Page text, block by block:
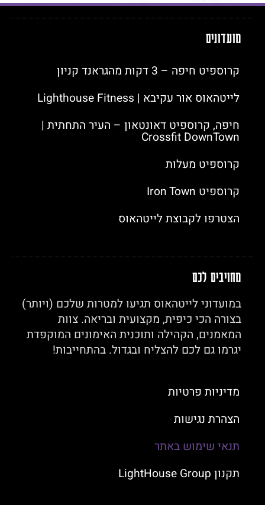
מועדונים
קרוספיט חיפה – 3 דקות מהגראנד קניון
לייטהאוס אור עקיבא | Lighthouse Fitness
חיפה, קרוספיט דאונטאון – העיר התחתית |
Crossfit DownTown
קרוספיט מעלות
קרוספיט Iron Town
הצטרפו לקבוצת לייטהאוס
מחויבים לכם
במועדוני לייטהאוס תגיעו למטרות שלכם (ויותר)
בצורה הכי כיפית, מקצועית ובריאה. צוות
המאמנים, הקהילה ותוכנית האימונים המוקפדת
יגרמו גם לכם להצליח ובגדול. בהתחייבות!
מדיניות פרטיות
הצהרת נגישות
תנאי שימוש באתר
תקנון LightHouse Group